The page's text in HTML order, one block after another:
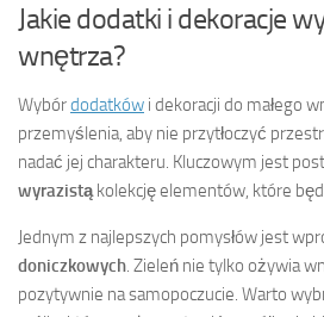
Jakie dodatki i dekoracje
wnętrza?
Wybórdodatków i dekoracji do małego
przemyślenia, aby nie przytłoczyć
nadać jej charakteru. Kluczowym jest
wyrazistąkolekcję elementów, które
Jednym z najlepszych pomysłów jest
doniczkowych. Zieleń nie tylko ożywia
pozytywnie na samopoczucie. Warto